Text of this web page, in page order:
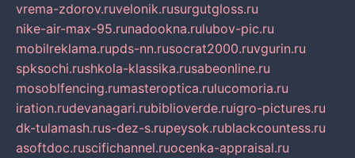
vrema-zdorov.ruvelonik.rusurgutgloss.ru
nike-air-max-95.runadookna.rulubov-pic.ru
mobilreklama.rupds-nn.rusocrat2000.ruvgurin.ru
spksochi.rushkola-klassika.rusabeonline.ru
mosoblfencing.rumasteroptica.rulucomoria.ru
iration.rudevanagari.rubiblioverde.ruigro-pictures.ru
dk-tulamash.rus-dez-s.rupeysok.rublackcountess.ru
asoftdoc.ruscifichannel.ruocenka-appraisal.ru